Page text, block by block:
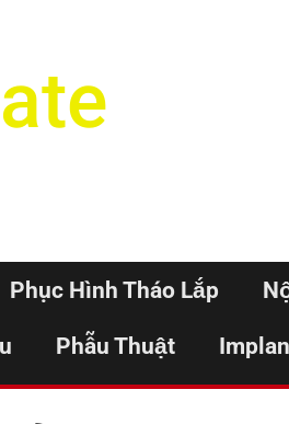
Phục Hình Tháo Lắp
Phẫu Thuật